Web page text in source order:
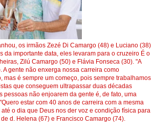
os irmãos Zezé Di Camargo (48) e Luciano (38)
da importante data, eles levaram para o cruzeiro É o
Zilú Camargo (50) e Flávia Fonseca (30). "A
gente não enxerga nossa carreira como
é sempre um começo, pois sempre trabalhamos
que conseguem ultrapassar duas décadas
não enjoarem da gente é, de fato, uma
estar com 40 anos de carreira com a mesma
o dia que Deus nos der voz e condição física para
d. Helena (67) e Francisco Camargo (74).